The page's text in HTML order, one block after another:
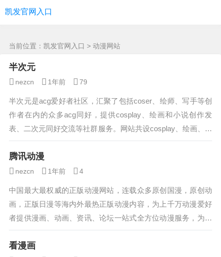
凯发官网入口
当前位置： 凯发官网入口 > 动漫网站
半次元
nezcn 1年前 79
半次元是acg爱好者社区，汇聚了包括coser、绘师、写手等创
作者在内的众多acg同好，提供cosplay、绘画和小说创作发
表、二次元同好交流等社群服务。网站共设cosplay、绘画、写
作、漫展、话题...
腾讯动漫
nezcn 1年前 4
中国最大最权威的正版动漫网站，连载众多原创国漫，原创动
画，正版日漫等海内外最热正版动漫内容，为上千万动漫爱好
者提供漫画、动画、资讯、论坛一站式全方位动漫服务，为原
创动漫作者提供最优质的创作成长环境，为...
看漫画